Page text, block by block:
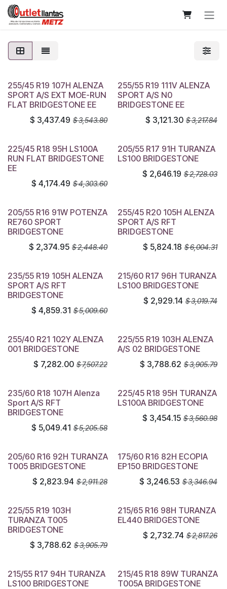
Ir al contenido
255/45 R19 107H ALENZA
SPORT A/S EXT MOE-RUN
FLAT BRIDGESTONE EE
$ 3,437.49 $3,543.80
255/55 R19 111V ALENZA
SPORT A/S N0
BRIDGESTONE EE
$ 3,121.30 $3,217.84
225/45 R18 95H LS100A
RUN FLAT BRIDGESTONE
EE
$ 4,174.49 $4,303.60
205/55 R17 91H TURANZA
LS100 BRIDGESTONE
$ 2,646.19 $2,728.03
205/55 R16 91W POTENZA
RE760 SPORT
BRIDGESTONE
$ 2,374.95 $2,448.40
255/45 R20 105H ALENZA
SPORT A/S RFT
BRIDGESTONE
$ 5,824.18 $6,004.31
235/55 R19 105H ALENZA
SPORT A/S RFT
BRIDGESTONE
$ 4,859.31 $5,009.60
215/60 R17 96H TURANZA
LS100 BRIDGESTONE
$ 2,929.14 $3,019.74
255/40 R21 102Y ALENZA
001 BRIDGESTONE
$ 7,282.00 $7,507.22
225/55 R19 103H ALENZA
A/S 02 BRIDGESTONE
$ 3,788.62 $3,905.79
235/60 R18 107H Alenza
Sport A/S RFT
BRIDGESTONE
$ 5,049.41 $5,205.58
225/45 R18 95H TURANZA
LS100A BRIDGESTONE
$ 3,454.15 $3,560.98
205/60 R16 92H TURANZA
T005 BRIDGESTONE
$ 2,823.94 $2,911.28
175/60 R16 82H ECOPIA
EP150 BRIDGESTONE
$ 3,246.53 $3,346.94
225/55 R19 103H
TURANZA T005
BRIDGESTONE
$ 3,788.62 $3,905.79
215/65 R16 98H TURANZA
EL440 BRIDGESTONE
$ 2,732.74 $2,817.26
215/55 R17 94H TURANZA
LS100 BRIDGESTONE
215/45 R18 89W TURANZA
T005A BRIDGESTONE